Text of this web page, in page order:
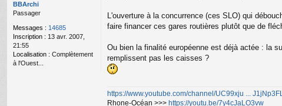
BBArchi
Passager
Messages : 14685
Inscription : 13 avr. 2007,
21:55
Localisation : Complètement
à l'Ouest...
n
l
u
L'ouverture à la concurrence (ces SLO) qui
faire financer ces gares routières plutôt que de
Ou bien la finalité européenne est déjà actée : la
remplissent pas les caisses ?
https://www.youtube.com/channel/UC99xju ...
Rhone-Océan >>> https://youtu.be/7y4cJaLO3vw